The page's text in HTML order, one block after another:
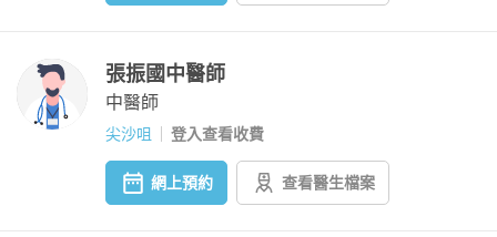
張振國中醫師
中醫師
尖沙咀 登入查看收費
網上預約 查看醫生檔案